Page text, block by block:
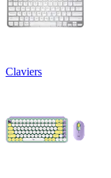
Claviers